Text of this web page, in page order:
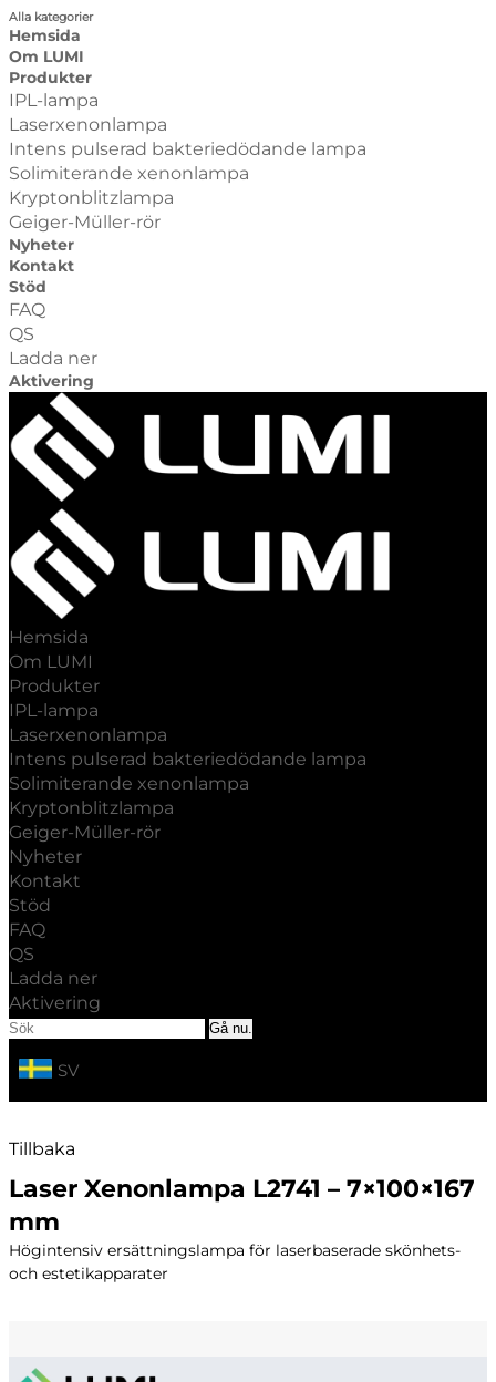
Alla kategorier
Hemsida
Om LUMI
Produkter
IPL-lampa
Laserxenonlampa
Intens pulserad bakteriedödande lampa
Solimiterande xenonlampa
Kryptonblitzlampa
Geiger-Müller-rör
Nyheter
Kontakt
Stöd
FAQ
QS
Ladda ner
Aktivering
Hemsida
Om LUMI
Produkter
IPL-lampa
Laserxenonlampa
Intens pulserad bakteriedödande lampa
Solimiterande xenonlampa
Kryptonblitzlampa
Geiger-Müller-rör
Nyheter
Kontakt
Stöd
FAQ
QS
Ladda ner
Aktivering
SV
Tillbaka
Laser Xenonlampa L2741 – 7×100×167
mm
Högintensiv ersättningslampa för laserbaserade skönhets-
och estetikapparater